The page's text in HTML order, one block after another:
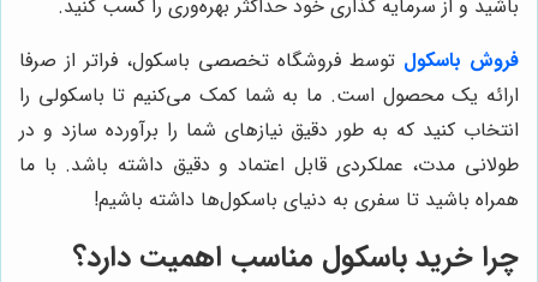
باشید و از سرمایه گذاری خود حداکثر بهره‌وری را کسب کنید.
فروش باسکول توسط فروشگاه تخصصی باسکول، فراتر از صرفا
ارائه یک محصول است. ما به شما کمک می‌کنیم تا باسکولی را
انتخاب کنید که به طور دقیق نیازهای شما را برآورده سازد و در
طولانی مدت، عملکردی قابل اعتماد و دقیق داشته باشد. با ما
همراه باشید تا سفری به دنیای باسکول‌ها داشته باشیم!
چرا خرید باسکول مناسب اهمیت دارد؟